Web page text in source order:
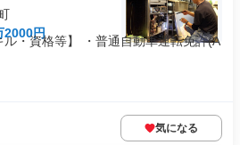
2000円
・資格等】 ・普通自動車運転免許(A
気になる